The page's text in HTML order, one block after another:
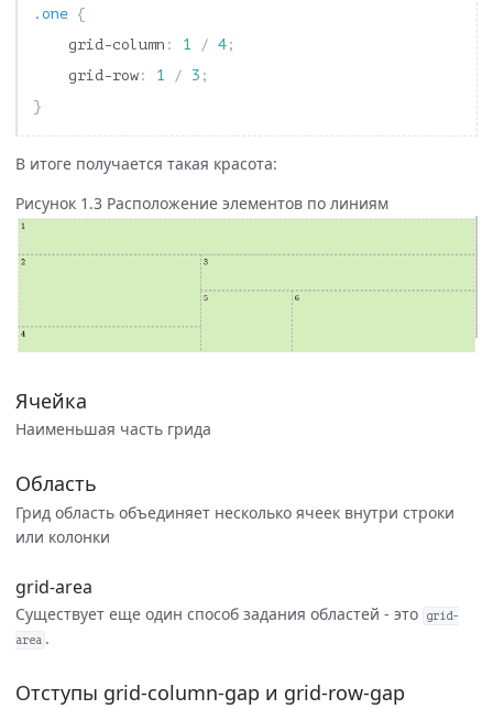
.one {
grid-column : 1 / 4 ;
grid-row : 1 / 3 ;
}
В итоге получается такая красота:
Рисунок 1.3 Расположение элементов по линиям
Ячейка
Наименьшая часть грида
Область
Грид область объединяет несколько ячеек внутри строки
или колонки
grid-area
Существует еще один способ задания областей - это
grid-
area .
Отступы grid-column-gap и grid-row-gap